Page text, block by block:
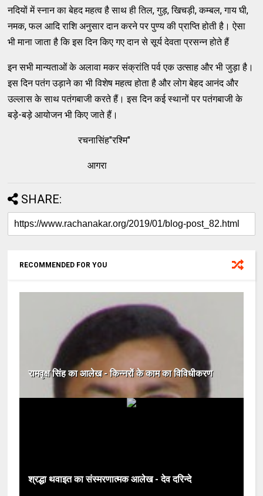
नदियों में स्नान का बेहद महत्व है साथ ही तिल, गुड़, खिचड़ी, कम्बल, गाय घी,
नमक, फल आदि राशि अनुसार दान करने पर पुण्य की प्राप्ति होती है। ऐसा
भी माना जाता है कि इस दिन किए गए दान से सूर्य देवता प्रसन्न होते हैं
इन सभी मान्यताओं के अलावा मकर संक्रांति पर्व एक उत्साह और भी जुड़ा है।
इस दिन पतंग उड़ाने का भी विशेष महत्व होता है और लोग बेहद आनंद और
उल्लास के साथ पतंगबाजी करते हैं। इस दिन कई स्थानों पर पतंगबाजी के
बड़े-बड़े आयोजन भी किए जाते हैं।
रचनासिंह"रश्मि"
आगरा
SHARE:
RECOMMENDED FOR YOU
रामवृक्ष सिंह का आलेख - किन्नरों के काम का विविधीकरण
श्रद्धा थवाइत का संस्मरणात्मक आलेख - देव दरिन्दे